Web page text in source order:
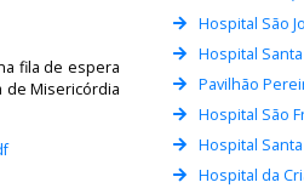
fila de espera
de Misericórdia
Hospital São
Hospital Santa
Pavilhão
Hospital São
Hospital Santa
Hospital da